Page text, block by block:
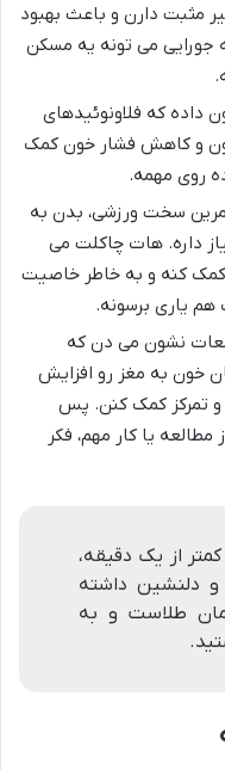
مثبت دارن و باعث بهبود
جورایی می تونه یه مسکن
داده که فلاونوئیدهای
و کاهش فشار خون کمک
روی مهمه.
سخت ورزشی، بدن به
داره. هات چاکلت می
کمک کنه و به خاطر خاصیت
هم یاری برسونه.
نشون می دن که
خون به مغز رو افزایش
و تمرکز کمک کنن. پس
یا کار مهم، فکر
از یک دقیقه،
دلنشین داشته
طلاست و به